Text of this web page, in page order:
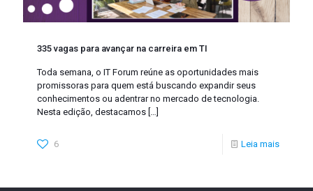
335 vagas para avançar na carreira em TI
Toda semana, o IT Forum reúne as oportunidades mais
promissoras para quem está buscando expandir seus
conhecimentos ou adentrar no mercado de tecnologia.
Nesta edição, destacamos […]
6 Leia mais